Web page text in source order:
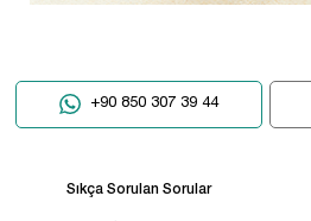
+90 850 307 39 44
Sıkça Sorulan Sorular